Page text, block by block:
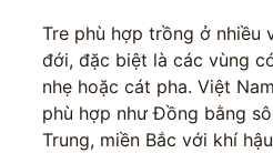
Tre phù hợp trồng ở nhiều
đới, đặc biệt là các vùng
nhẹ hoặc cát pha. Việt
phù hợp như Đồng bằng
Trung, miền Bắc với khí